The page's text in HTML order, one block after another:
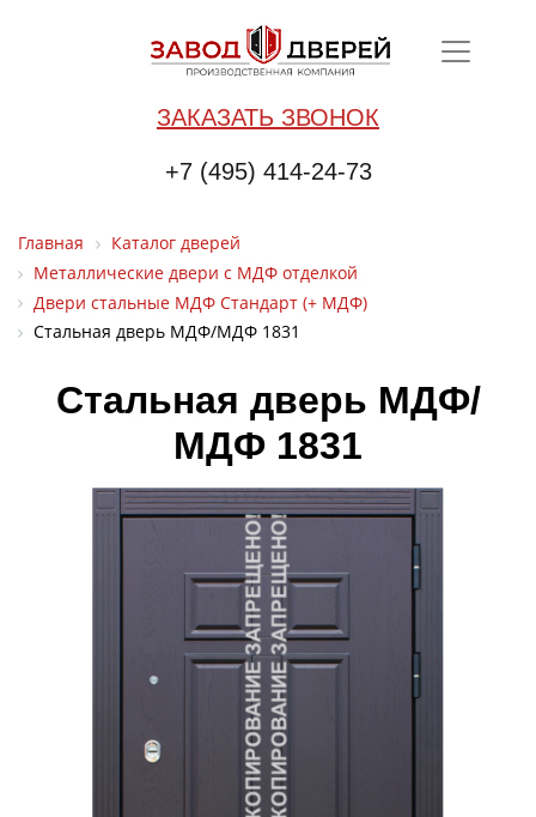
ЗАКАЗАТЬ ЗВОНОК
+7 (495) 414-24-73
Главная
Каталог дверей
Металлические двери с МДФ отделкой
Двери стальные МДФ Стандарт (+ МДФ)
Стальная дверь МДФ/МДФ 1831
Стальная дверь МДФ/
МДФ 1831